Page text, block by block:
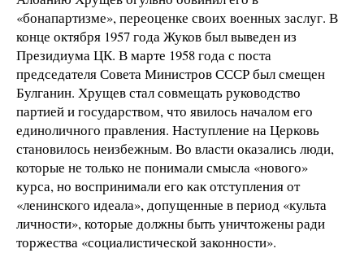
«бонапартизме», переоценке своих военных заслуг. В
конце октября 1957 года Жуков был выведен из
Президиума ЦК. В марте 1958 года с поста
председателя Совета Министров СССР был смещен
Булганин. Хрущев стал совмещать руководство
партией и государством, что явилось началом его
единоличного правления. Наступление на Церковь
становилось неизбежным. Во власти оказались люди,
которые не только не понимали смысла «нового»
курса, но воспринимали его как отступления от
«ленинского идеала», допущенные в период «культа
личности», которые должны быть уничтожены ради
торжества «социалистической законности».